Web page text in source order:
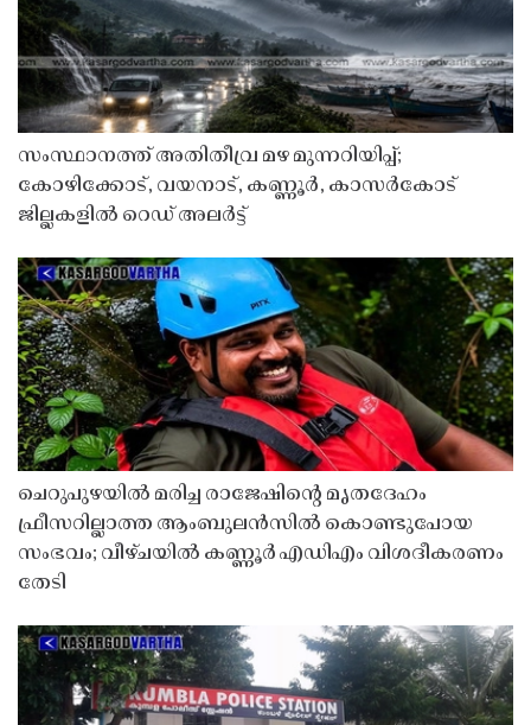
സംസ്ഥാനത്ത് അതിതീവ്ര മഴ മുന്നറിയിപ്പ്;
കോഴിക്കോട്, വയനാട്, കണ്ണൂർ, കാസർകോട്
ജില്ലകളിൽ റെഡ് അലർട്ട്
ചെറുപുഴയിൽ മരിച്ച രാജേഷിൻ്റെ മൃതദേഹം
ഫ്രീസറില്ലാത്ത ആംബുലൻസിൽ കൊണ്ടുപോയ
സംഭവം; വീഴ്ചയിൽ കണ്ണൂർ എഡിഎം വിശദീകരണം
തേടി